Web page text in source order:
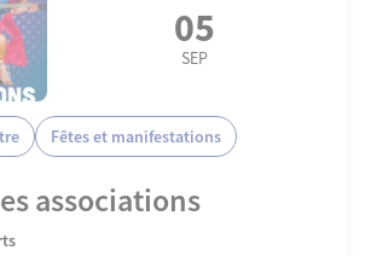
05
SEP
Fêtes et manifestations
associations